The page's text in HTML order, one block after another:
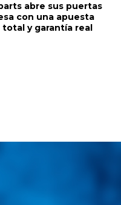
abre sus puertas
con una apuesta
y garantía real